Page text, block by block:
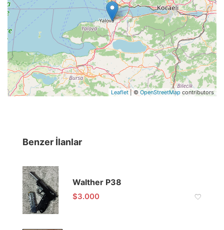
Leaflet| © OpenStreetMap contributors
Benzer İlanlar
Walther P38
$3.000